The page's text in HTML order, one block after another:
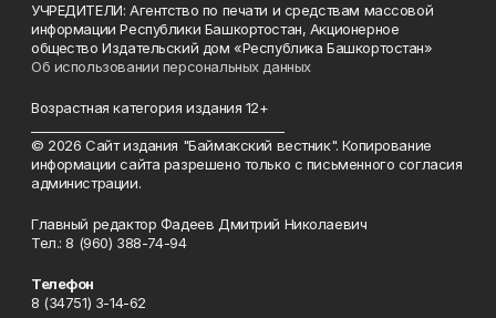
УЧРЕДИТЕЛИ: Агентство по печати и средствам массовой
информации Республики Башкортостан, Акционерное
общество Издательский дом «Республика Башкортостан»
Об использовании персональных данных
Возрастная категория издания 12+
© 2026 Сайт издания "Баймакский вестник". Копирование
информации сайта разрешено только с письменного согласия
администрации.
Главный редактор Фадеев Дмитрий Николаевич
Тел.: 8 (960) 388-74-94
Телефон
8 (34751) 3-14-62